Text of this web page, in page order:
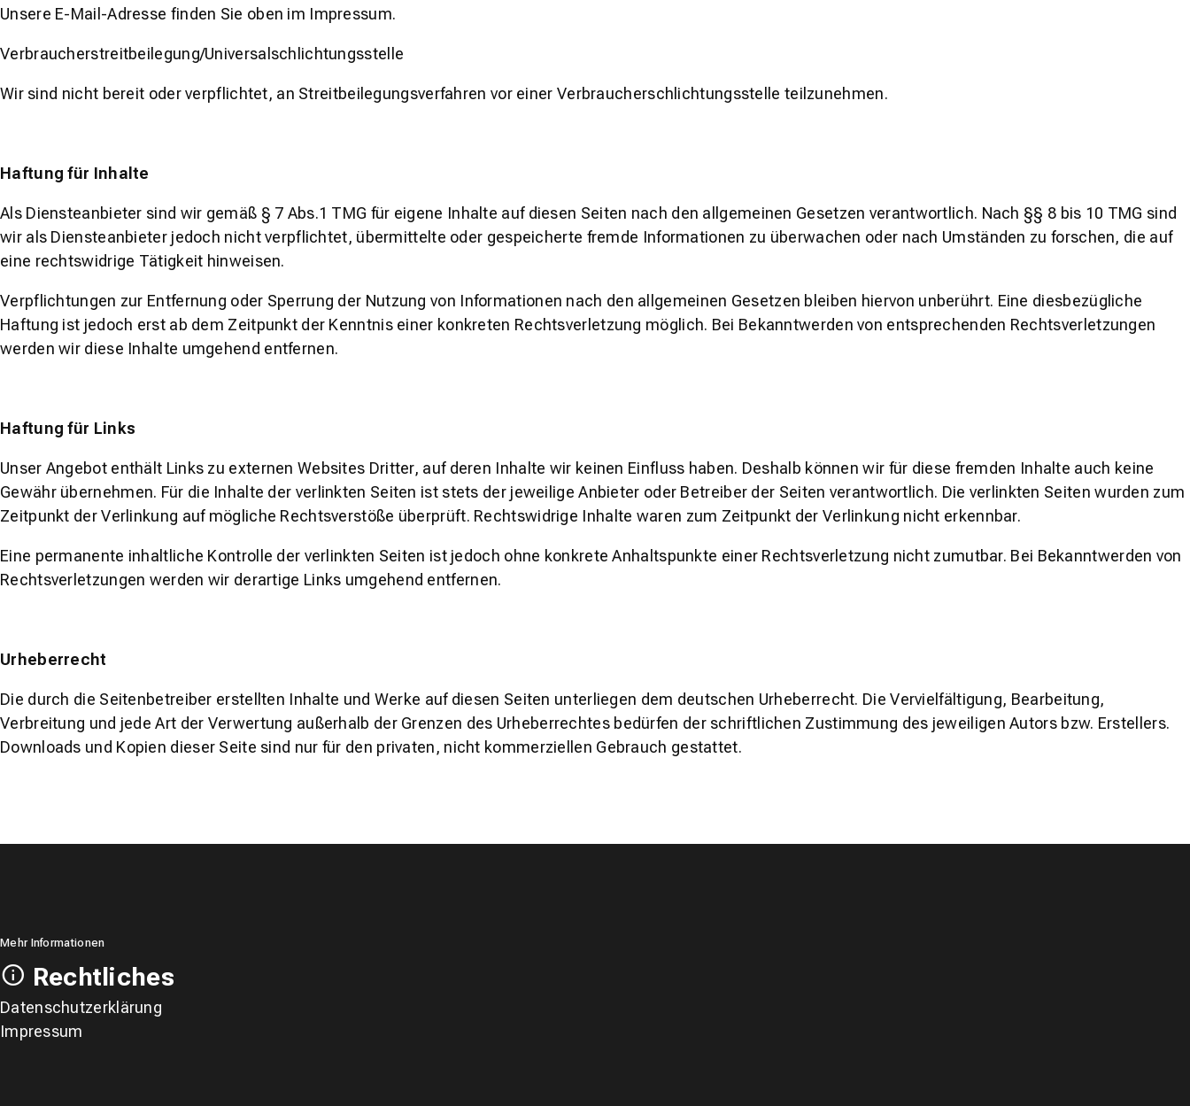
Unsere E-Mail-Adresse finden Sie oben im Impressum.
Verbraucher­streit­beilegung/Universal­schlichtungs­stelle
Wir sind nicht bereit oder verpflichtet, an Streitbeilegungsverfahren vor einer Verbraucherschlichtungsstelle teilzunehmen.
Haftung für Inhalte
Als Diensteanbieter sind wir gemäß § 7 Abs.1 TMG für eigene Inhalte auf diesen Seiten nach den allgemeinen Gesetzen verantwortlich. Nach §§ 8 bis 10 TMG sind
wir als Diensteanbieter jedoch nicht verpflichtet, übermittelte oder gespeicherte fremde Informationen zu überwachen oder nach Umständen zu forschen, die auf
eine rechtswidrige Tätigkeit hinweisen.
Verpflichtungen zur Entfernung oder Sperrung der Nutzung von Informationen nach den allgemeinen Gesetzen bleiben hiervon unberührt. Eine diesbezügliche
Haftung ist jedoch erst ab dem Zeitpunkt der Kenntnis einer konkreten Rechtsverletzung möglich. Bei Bekanntwerden von entsprechenden Rechtsverletzungen
werden wir diese Inhalte umgehend entfernen.
Haftung für Links
Unser Angebot enthält Links zu externen Websites Dritter, auf deren Inhalte wir keinen Einfluss haben. Deshalb können wir für diese fremden Inhalte auch keine
Gewähr übernehmen. Für die Inhalte der verlinkten Seiten ist stets der jeweilige Anbieter oder Betreiber der Seiten verantwortlich. Die verlinkten Seiten wurden zum
Zeitpunkt der Verlinkung auf mögliche Rechtsverstöße überprüft. Rechtswidrige Inhalte waren zum Zeitpunkt der Verlinkung nicht erkennbar.
Eine permanente inhaltliche Kontrolle der verlinkten Seiten ist jedoch ohne konkrete Anhaltspunkte einer Rechtsverletzung nicht zumutbar. Bei Bekanntwerden von
Rechtsverletzungen werden wir derartige Links umgehend entfernen.
Urheberrecht
Die durch die Seitenbetreiber erstellten Inhalte und Werke auf diesen Seiten unterliegen dem deutschen Urheberrecht. Die Vervielfältigung, Bearbeitung,
Verbreitung und jede Art der Verwertung außerhalb der Grenzen des Urheberrechtes bedürfen der schriftlichen Zustimmung des jeweiligen Autors bzw. Erstellers.
Downloads und Kopien dieser Seite sind nur für den privaten, nicht kommerziellen Gebrauch gestattet.
Mehr Informationen
Rechtliches
Datenschutzerklärung
Impressum